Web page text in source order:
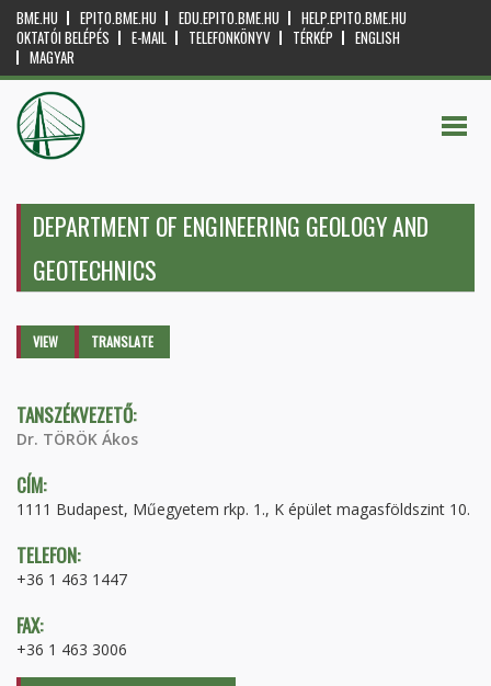
BME.HU EPITO.BME.HU EDU.EPITO.BME.HU
HELP.EPITO.BME.HU
OKTATÓI BELÉPÉS
E-MAIL TELEFONKÖNYV TÉRKÉP
ENGLISH
MAGYAR
DEPARTMENT OF ENGINEERING GEOLOGY AND
GEOTECHNICS
Primary tabs
VIEW (ACTIVETRANSLATE
TANSZÉKVEZETŐ:
Dr. TÖRÖK Ákos
CÍM:
1111 Budapest, Műegyetem rkp. 1., K épület magasföldszint 10.
TELEFON:
+36 1 463 1447
FAX:
+36 1 463 3006